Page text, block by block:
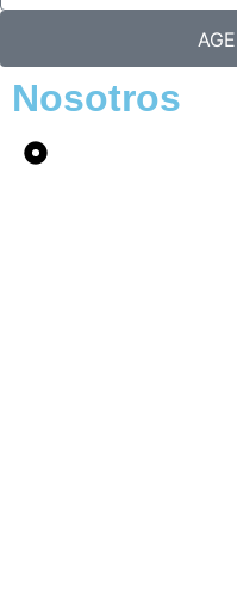
Nosotros